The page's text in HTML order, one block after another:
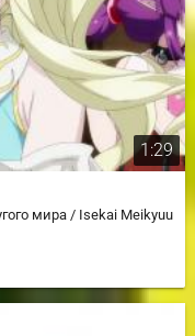
1:29
мира / Isekai Meikyuu